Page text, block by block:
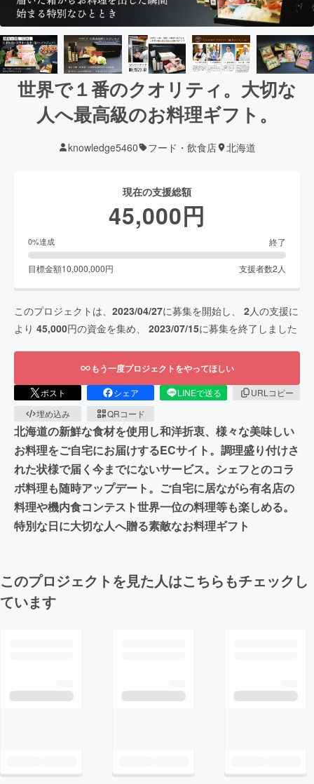
世界で１番のクオリティ。大切な
人へ最高級のお料理ギフト。
knowledge5460 フード・飲食店 北海道
現在の支援総額
45,000円
0%達成 終了
目標金額10,000,000円 支援者数2 人
このプロジェクトは、 2023/04/27に募集を開始し、 2人の支援に
より 45,000円の資金を集め、 2023/07/15に募集を終了しました
もう一度プロジェクトをやってほしい
ポスト シェア LINEで送る
URLコピー
埋め込み
QRコード
北海道の新鮮な食材を使用し和洋折衷、様々な美味しい
お料理をご自宅にお届けするECサイト。調理盛り付けさ
れた状様で届く今までにないサービス。シェフとのコラ
ボ料理も随時アップデート。ご自宅に居ながら有名店の
料理や機内食コンテスト世界一位の料理等も楽しめる。
特別な日に大切な人へ贈る素敵なお料理ギフト
このプロジェクトを見た人はこちらもチェックし
ています